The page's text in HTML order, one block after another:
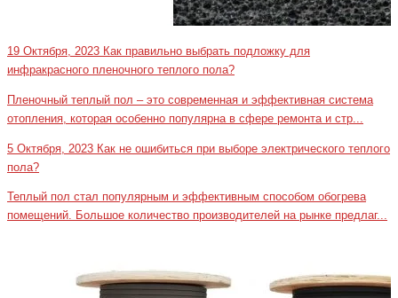
19 Октября, 2023 Как правильно выбрать подложку для
инфракрасного пленочного теплого пола?
Пленочный теплый пол – это современная и эффективная система
отопления, которая особенно популярна в сфере ремонта и стр...
5 Октября, 2023 Как не ошибиться при выборе электрического теплого
пола?
Теплый пол стал популярным и эффективным способом обогрева
помещений. Большое количество производителей на рынке предлаг...